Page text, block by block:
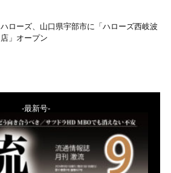
ハローズ、山口県宇部市に「ハローズ西岐波
店」オープン
-最新号-